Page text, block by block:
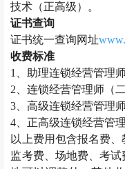
技术（正高级）。
证书查询
证书统一查询网址
收费标准
1、助理连锁经营管理
2、连锁经营管理师 （
3、高级连锁经营管理
4、正高级连锁经营管
以上费用包含报名费、
监考费、场地费、考